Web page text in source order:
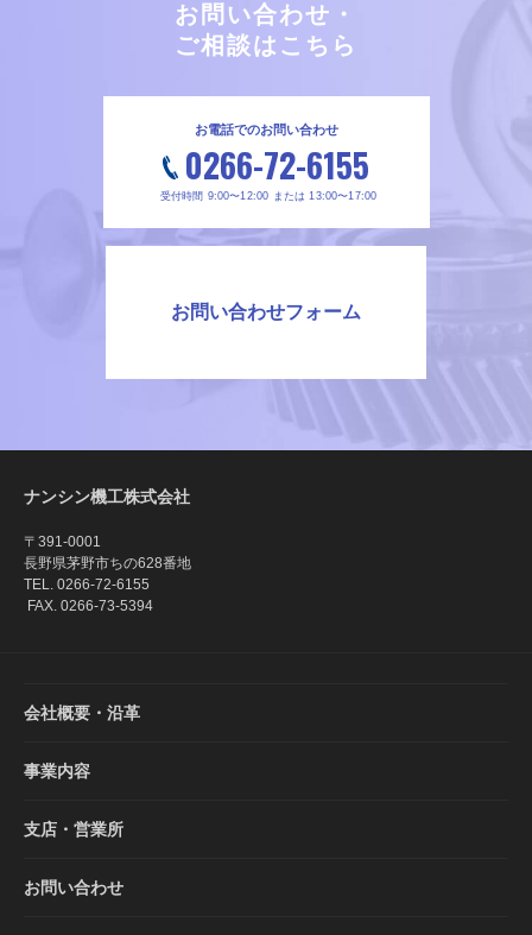
お問い合わせ・
ご相談はこちら
お電話でのお問い合わせ
0266-72-6155
受付時間 9:00〜12:00 または 13:00〜17:00
お問い合わせフォーム
ナンシン機工株式会社
〒391-0001
長野県茅野市ちの628番地
TEL. 0266-72-6155
FAX. 0266-73-5394
会社概要・沿革
事業内容
支店・営業所
お問い合わせ